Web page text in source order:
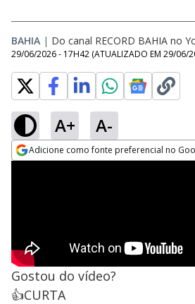
BAHIA | Do canal RECORD BAHIA no
29/06/2026 - 17H42 (ATUALIZADO EM 29/06/
A+ A-
Adicione como fonte preferencial no
Gostou do vídeo?
👍CURTA